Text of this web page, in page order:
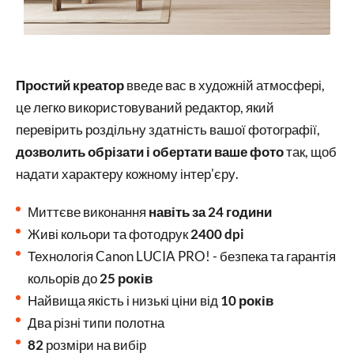
Простий креаторвведе вас в художній атмосфері,
це легко використовуваний редактор, який
перевірить роздільну здатність вашої фотографії,
дозволить обрізати і обертати ваше фототак, щоб
надати характеру кожному інтер'єру.
Миттєве виконання навіть за 24 години
Живі кольори та фотодрук2400 dpi
Технологія Canon LUCIA PRO! - безпека та гарантія
кольорів до25 років
Найвища якість і низькі ціни від 10 років
Два різні типи полотна
82 розміри на вибір